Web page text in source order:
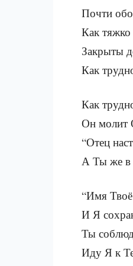
Почти обо
Как тяжко
Закрыты
Как
Как
Он молит
“Отец
А Ты же в
“Имя
И Я
Ты
Иду Я к